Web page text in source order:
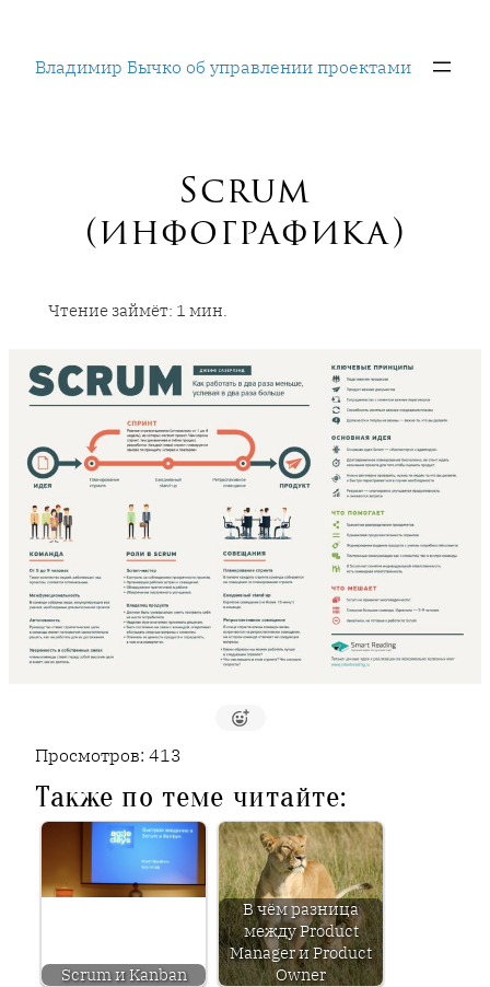
содержимому
Владимир Бычко об управлении проектами
Scrum
(инфографика)
Просмотров: 413
Также по теме читайте:
Scrum и Kanban
В чём разница
между Product
Manager и Product
Owner